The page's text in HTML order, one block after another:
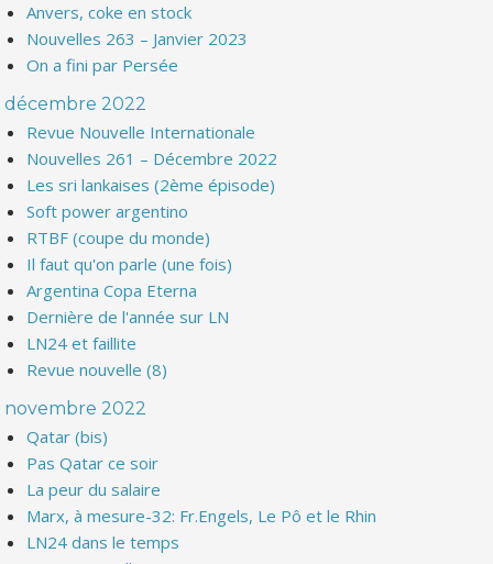
Anvers, coke en stock
Nouvelles 263 – Janvier 2023
On a fini par Persée
décembre 2022
Revue Nouvelle Internationale
Nouvelles 261 – Décembre 2022
Les sri lankaises (2ème épisode)
Soft power argentino
RTBF (coupe du monde)
Il faut qu'on parle (une fois)
Argentina Copa Eterna
Dernière de l'année sur LN
LN24 et faillite
Revue nouvelle (8)
novembre 2022
Qatar (bis)
Pas Qatar ce soir
La peur du salaire
Marx, à mesure-32: Fr.Engels, Le Pô et le Rhin
LN24 dans le temps